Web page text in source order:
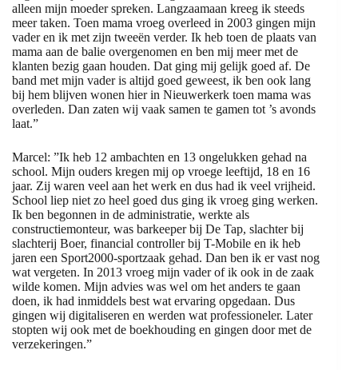
alleen mijn moeder spreken. Langzaamaan kreeg ik steeds
meer taken. Toen mama vroeg overleed in 2003 gingen mijn
vader en ik met zijn tweeën verder. Ik heb toen de plaats van
mama aan de balie overgenomen en ben mij meer met de
klanten bezig gaan houden. Dat ging mij gelijk goed af. De
band met mijn vader is altijd goed geweest, ik ben ook lang
bij hem blijven wonen hier in Nieuwerkerk toen mama was
overleden. Dan zaten wij vaak samen te gamen tot ’s avonds
laat.”
Marcel: ”Ik heb 12 ambachten en 13 ongelukken gehad na
school. Mijn ouders kregen mij op vroege leeftijd, 18 en 16
jaar. Zij waren veel aan het werk en dus had ik veel vrijheid.
School liep niet zo heel goed dus ging ik vroeg ging werken.
Ik ben begonnen in de administratie, werkte als
constructiemonteur, was barkeeper bij De Tap, slachter bij
slachterij Boer, financial controller bij T-Mobile en ik heb
jaren een Sport2000-sportzaak gehad. Dan ben ik er vast nog
wat vergeten. In 2013 vroeg mijn vader of ik ook in de zaak
wilde komen. Mijn advies was wel om het anders te gaan
doen, ik had inmiddels best wat ervaring opgedaan. Dus
gingen wij digitaliseren en werden wat professioneler. Later
stopten wij ook met de boekhouding en gingen door met de
verzekeringen.”